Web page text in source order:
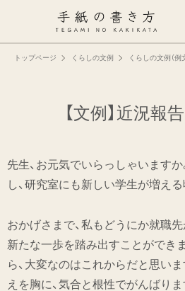
トップページ くらしの文例 くらしの文例（例
【文例】近況報告
先生、お元気でいらっしゃいます
し、研究室にも新しい学生が増える
おかげさまで、私もどうにか就職
新たな一歩を踏み出すことができ
ら、大変なのはこれからだと思い
えを胸に、気合と根性でがんばりま
手紙の基本
仕事の手紙の書き方
仕事の文例
特集
ミドリオフィシャルサイト